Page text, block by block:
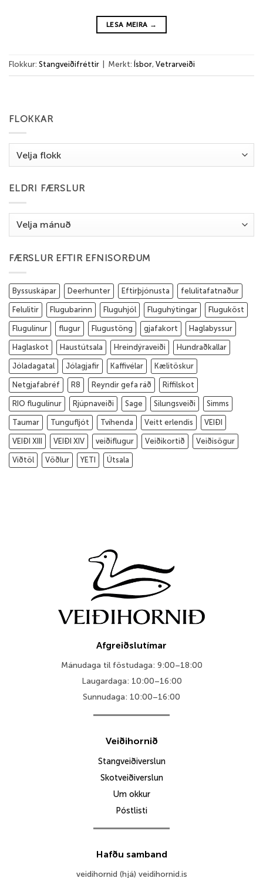
LESA MEIRA →
Flokkur: Stangveiðifréttir Merkt: Ísbor, Vetrarveiði
FLOKKAR
ELDRI FÆRSLUR
Eldri
færslur
FÆRSLUR EFTIR EFNISORÐUM
Byssuskápar Deerhunter Eftirþjónusta felulitafatnaður
Felulitir Flugubarinn Fluguhjól Fluguhýtingar Fluguköst
Flugulínur flugur Flugustöng gjafakort Haglabyssur
Haglaskot Haustútsala Hreindýraveiði Hundraðkallar
Jóladagatal Jólagjafir Kaffivélar Kælitöskur
Netgjafabréf R8 Reyndir gefa ráð Riffilskot
RIO flugulínur Rjúpnaveiði Sage Silungsveiði Simms
Taumar Tungufljót Tvíhenda Veitt erlendis VEIÐI
VEIÐI XIII VEIÐI XIV veiðiflugur Veiðikortið Veiðisögur
Viðtöl Vöðlur YETI Útsala
Afgreiðslutímar
Mánudaga til föstudaga: 9:00–18:00
Laugardaga: 10:00–16:00
Sunnudaga: 10:00–16:00
Veiðihornið
Stangveiðiverslun
Skotveiðiverslun
Um okkur
Póstlisti
Hafðu samband
veidihornid (hjá) veidihornid.is